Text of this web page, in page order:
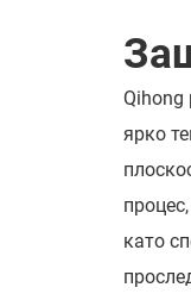
Qihong
ярко
като